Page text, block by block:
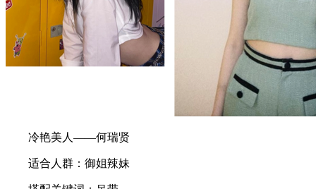
冷艳美人——何瑞贤
适合人群：御姐辣妹